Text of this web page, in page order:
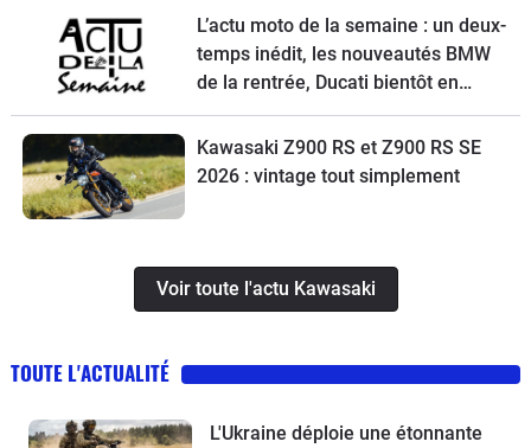
L’actu moto de la semaine : un deux-
temps inédit, les nouveautés BMW
de la rentrée, Ducati bientôt en
vente, une Vespa spéciale et la
Kawasaki Z900 RS à l’essai
Kawasaki Z900 RS et Z900 RS SE
2026 : vintage tout simplement
Voir toute l'actu Kawasaki
TOUTE L'ACTUALITÉ
L'Ukraine déploie une étonnante